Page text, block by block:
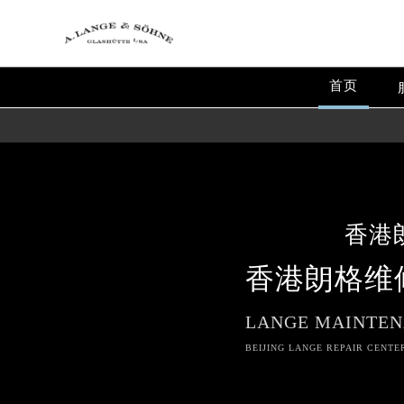
首页
香港
香港朗格维
LANGE
BEIJING LANGE REPAIR